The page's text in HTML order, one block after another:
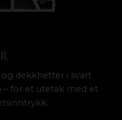
dekkhetter i svart
– for et utetak med et